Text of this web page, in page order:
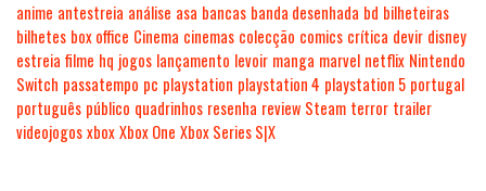
anime antestreia análise asa bancas banda desenhada bd bilheteiras
bilhetes box office Cinema cinemas colecção comics crítica devir disney
estreia filme hq jogos lançamento levoir manga marvel netflix Nintendo
Switch passatempo pc playstation playstation 4 playstation 5 portugal
português público quadrinhos resenha review Steam terror trailer
videojogosxboxXbox One Xbox Series S|X